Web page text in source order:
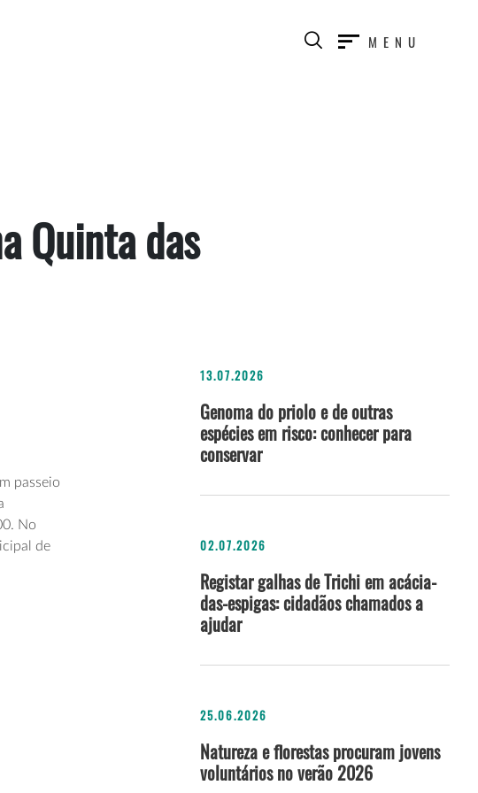
MENU
Quinta das
passeio
. No
de
13.07.2026
Genoma do priolo e de outras
espécies em risco: conhecer para
conservar
02.07.2026
Registar galhas de Trichi em acácia-
das-espigas: cidadãos chamados a
ajudar
25.06.2026
Natureza e florestas procuram jovens
voluntários no verão 2026